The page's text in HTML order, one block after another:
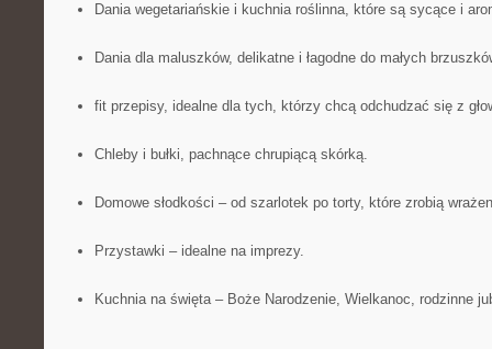
Dania wegetariańskie i kuchnia roślinna, które są sycące i
Dania dla maluszków, delikatne i łagodne do małych
fit przepisy, idealne dla tych, którzy chcą odchudzać się z
Chleby i bułki, pachnące chrupiącą skórką.
Domowe słodkości – od szarlotek po torty, które zrobią
Przystawki – idealne na imprezy.
Kuchnia na święta – Boże Narodzenie, Wielkanoc, rodzinne